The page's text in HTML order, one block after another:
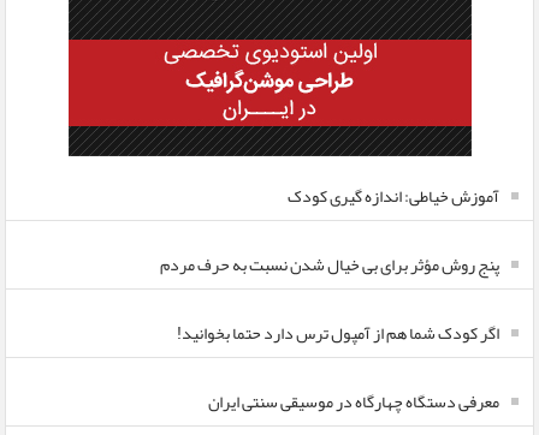
آموزش خیاطی: اندازه گیری کودک
پنج روش مؤثر برای بی خیال شدن نسبت به حرف مردم
اگر کودک شما هم از آمپول ترس دارد حتما بخوانید!
معرفی دستگاه چهارگاه در موسیقی سنتی ایران